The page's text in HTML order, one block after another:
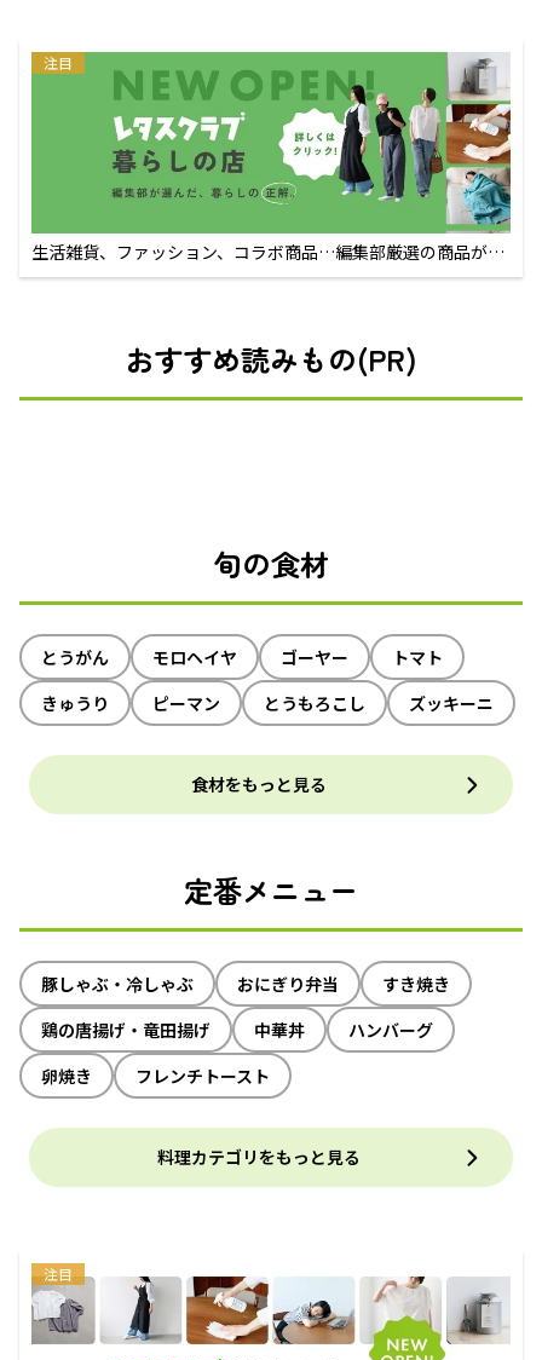
注目
生活雑貨、ファッション、コラボ商品…編集部厳選の商品が買
えるECサイト
おすすめ読みもの(PR)
旬の食材
とうがん モロヘイヤ ゴーヤー
トマト
きゅうり
ピーマン とうもろこし ズッキーニ
食材をもっと見る
定番メニュー
豚しゃぶ・冷しゃぶ おにぎり弁当
すき焼き
鶏の唐揚げ・竜田揚げ
中華丼
ハンバーグ
卵焼き
フレンチトースト
料理カテゴリをもっと見る
注目